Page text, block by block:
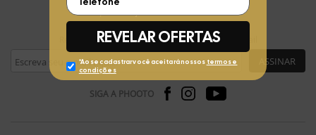
Receba ofertas exclusivas da Phooto no seu e-mail
ASSINAR
SIGA A PHOOTO